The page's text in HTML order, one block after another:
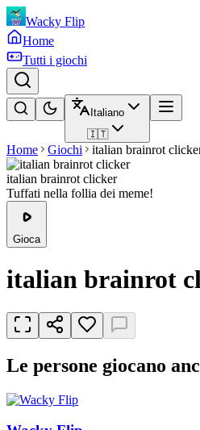
Wacky Flip
Home
Tutti i giochi
Italiano
🇮🇹
Home Giochi italian brainrot
italian brainrot clicker
Tuffati nella follia dei meme!
Gioca
italian brainrot
Le persone giocano